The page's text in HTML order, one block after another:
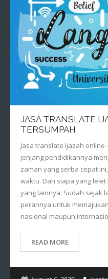
JASA TRANSLATE
TERSUMPAH
Jasa translate ijazah online
jenjang pendidikannya
zaman yang serba cepat
waktu. Dan siapa yang
yang lainnya. Sudah sejak
perannya untuk
nasional maupun
READ MORE